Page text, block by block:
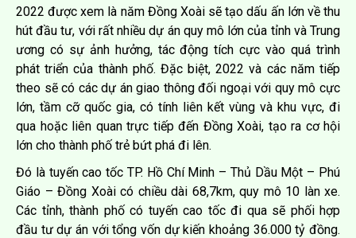
2022 được xem là năm Đồng Xoài sẽ tạo dấu ấn lớn về thu
hút đầu tư, với rất nhiều dự án quy mô lớn của tỉnh và Trung
ương có sự ảnh hưởng, tác động tích cực vào quá trình
phát triển của thành phố. Đặc biệt, 2022 và các năm tiếp
theo sẽ có các dự án giao thông đối ngoại với quy mô cực
lớn, tầm cỡ quốc gia, có tính liên kết vùng và khu vực, đi
qua hoặc liên quan trực tiếp đến Đồng Xoài, tạo ra cơ hội
lớn cho thành phố trẻ bứt phá đi lên.
Đó là tuyến cao tốc TP. Hồ Chí Minh – Thủ Dầu Một – Phú
Giáo – Đồng Xoài có chiều dài 68,7km, quy mô 10 làn xe.
Các tỉnh, thành phố có tuyến cao tốc đi qua sẽ phối hợp
đầu tư dự án với tổng vốn dự kiến khoảng 36.000 tỷ đồng.